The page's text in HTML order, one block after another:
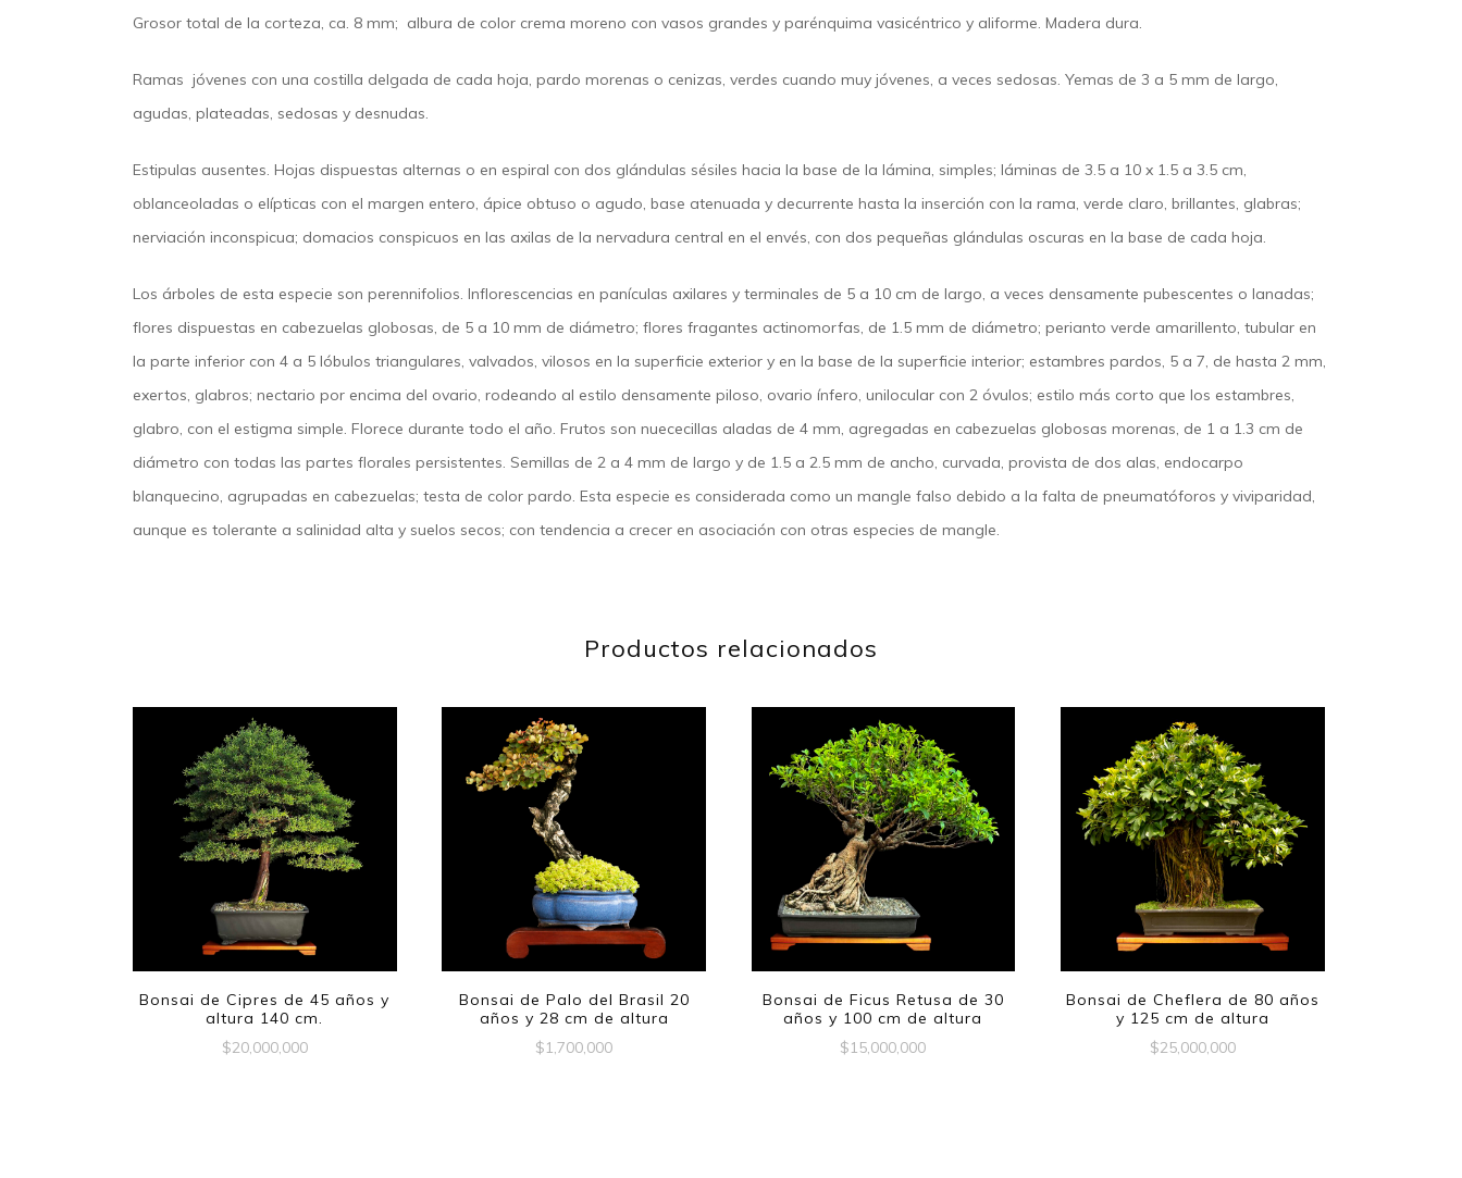
Grosor total de la corteza, ca. 8 mm; albura de color crema moreno con vasos grandes y parénquima vasicéntrico y aliforme. Madera dura.
Ramas jóvenes con una costilla delgada de cada hoja, pardo morenas o cenizas, verdes cuando muy jóvenes, a veces sedosas. Yemas de 3 a 5 mm de largo,
agudas, plateadas, sedosas y desnudas.
Estipulas ausentes. Hojas dispuestas alternas o en espiral con dos glándulas sésiles hacia la base de la lámina, simples; láminas de 3.5 a 10 x 1.5 a 3.5 cm,
oblanceoladas o elípticas con el margen entero, ápice obtuso o agudo, base atenuada y decurrente hasta la inserción con la rama, verde claro, brillantes, glabras;
nerviación inconspicua; domacios conspicuos en las axilas de la nervadura central en el envés, con dos pequeñas glándulas oscuras en la base de cada hoja.
Los árboles de esta especie son perennifolios. Inflorescencias en panículas axilares y terminales de 5 a 10 cm de largo, a veces densamente pubescentes o lanadas;
flores dispuestas en cabezuelas globosas, de 5 a 10 mm de diámetro; flores fragantes actinomorfas, de 1.5 mm de diámetro; perianto verde amarillento, tubular en
la parte inferior con 4 a 5 lóbulos triangulares, valvados, vilosos en la superficie exterior y en la base de la superficie interior; estambres pardos, 5 a 7, de hasta 2 mm,
exertos, glabros; nectario por encima del ovario, rodeando al estilo densamente piloso, ovario ínfero, unilocular con 2 óvulos; estilo más corto que los estambres,
glabro, con el estigma simple. Florece durante todo el año. Frutos son nuececillas aladas de 4 mm, agregadas en cabezuelas globosas morenas, de 1 a 1.3 cm de
diámetro con todas las partes florales persistentes. Semillas de 2 a 4 mm de largo y de 1.5 a 2.5 mm de ancho, curvada, provista de dos alas, endocarpo
blanquecino, agrupadas en cabezuelas; testa de color pardo. Esta especie es considerada como un mangle falso debido a la falta de pneumatóforos y viviparidad,
aunque es tolerante a salinidad alta y suelos secos; con tendencia a crecer en asociación con otras especies de mangle.
Productos relacionados
Bonsai de Cipres de 45 años y
altura 140 cm.
$20,000,000
Bonsai de Palo del Brasil 20
años y 28 cm de altura
$1,700,000
Bonsai de Ficus Retusa de 30
años y 100 cm de altura
$15,000,000
Bonsai de Cheflera de 80 años
y 125 cm de altura
$25,000,000